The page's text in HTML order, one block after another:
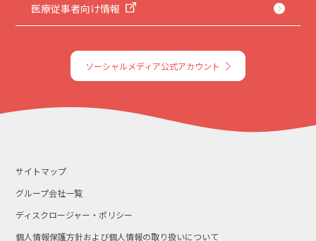
医療従事者向け情報
ソーシャルメディア公式アカウント
サイトマップ
グループ会社一覧
ディスクロージャー・ポリシー
個人情報保護方針および個人情報の取り扱いについて